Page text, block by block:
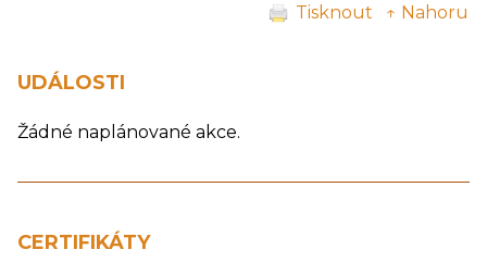
Tisknout ↑ Nahoru
UDÁLOSTI
Žádné naplánované akce.
CERTIFIKÁTY